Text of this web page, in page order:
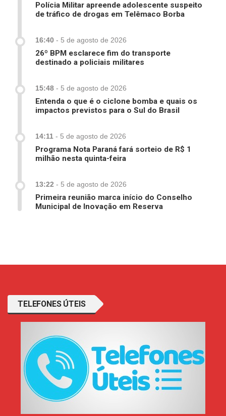
Polícia Militar apreende adolescente suspeito
de tráfico de drogas em Telêmaco Borba
16:40 - 5 de agosto de 2026
26º BPM esclarece fim do transporte
destinado a policiais militares
15:48 - 5 de agosto de 2026
Entenda o que é o ciclone bomba e quais os
impactos previstos para o Sul do Brasil
14:11 - 5 de agosto de 2026
Programa Nota Paraná fará sorteio de R$ 1
milhão nesta quinta-feira
13:22 - 5 de agosto de 2026
Primeira reunião marca início do Conselho
Municipal de Inovação em Reserva
TELEFONES ÚTEIS